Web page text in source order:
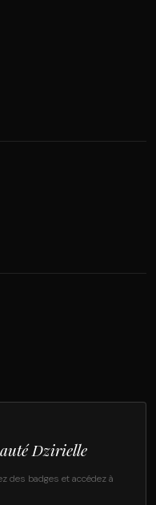
Dzirielle
des badges et accédez à